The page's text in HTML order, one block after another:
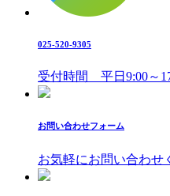
025-520-9305
受付時間 平日9:00～
お問い合わせフォーム
お気軽にお問い合わせ